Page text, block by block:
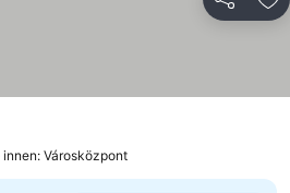
Városközpont